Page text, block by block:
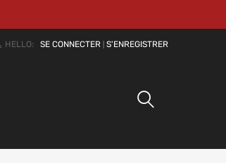
HELLO: SE CONNECTER S'ENREGISTRER